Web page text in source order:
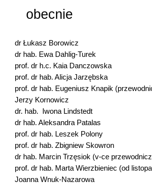
obecnie
dr Łukasz Borowicz
dr hab. Ewa Dahlig-Turek
prof. dr h.c. Kaia Danczowska
prof. dr hab. Alicja Jarzębska
prof. dr hab. Eugeniusz Knapik
Jerzy Kornowicz
dr. hab. Iwona Lindstedt
dr hab. Aleksandra Patalas
prof. dr hab. Leszek Polony
prof. dr hab. Zbigniew Skowron
dr hab. Marcin Trzęsiok (v-ce
prof. dr hab. Marta Wierzbieniec (od
Joanna Wnuk-Nazarowa